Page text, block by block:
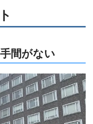
間がない